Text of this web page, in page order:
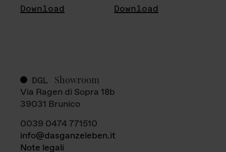
Download Download
DGL Showroom
Via Ragen di Sopra 18b
39031 Brunico
0039 0474 771510
info@dasganzeleben.it
Note legali